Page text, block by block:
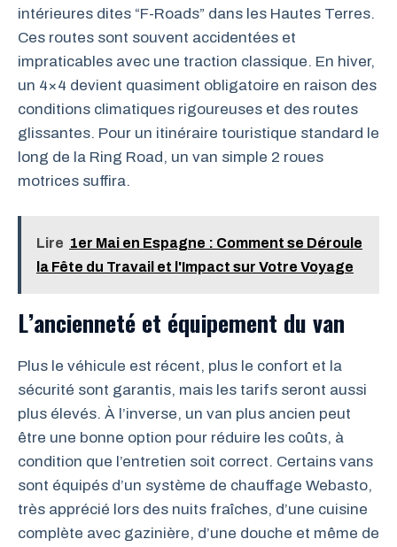
intérieures dites “F-Roads” dans les Hautes Terres.
Ces routes sont souvent accidentées et
impraticables avec une traction classique. En hiver,
un 4×4 devient quasiment obligatoire en raison des
conditions climatiques rigoureuses et des routes
glissantes. Pour un itinéraire touristique standard le
long de la Ring Road, un van simple 2 roues
motrices suffira.
Lire 1er Mai en Espagne : Comment se Déroule
la Fête du Travail et l'Impact sur Votre Voyage
L’ancienneté et équipement du van
Plus le véhicule est récent, plus le confort et la
sécurité sont garantis, mais les tarifs seront aussi
plus élevés. À l’inverse, un van plus ancien peut
être une bonne option pour réduire les coûts, à
condition que l’entretien soit correct. Certains vans
sont équipés d’un système de chauffage Webasto,
très apprécié lors des nuits fraîches, d’une cuisine
complète avec gazinière, d’une douche et même de